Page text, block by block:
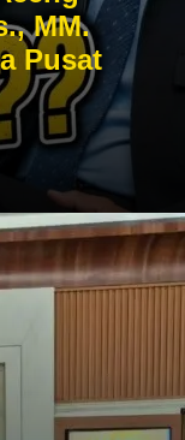
MM.
Pusat